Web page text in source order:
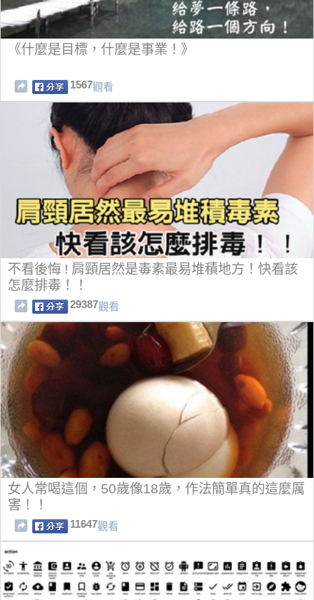
《什麼是目標，什麼是事業！》
1567觀看
不看後悔 ! 肩頸居然是毒素最易堆積地方！快看該
怎麼排毒！！
29387觀看
女人常喝這個，50歲像18歲，作法簡單真的這麼厲
害！！
11647觀看